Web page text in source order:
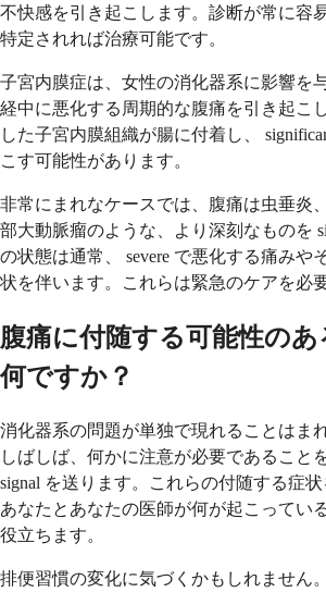
不快感を引き起こします。診断が常に容
特定されれば治療可能です。
子宮内膜症は、女性の消化器系に影響を
経中に悪化する周期的な腹痛を引き起こ
した子宮内膜組織が腸に付着し、
こす可能性があります。
非常にまれなケースでは、腹痛は虫垂炎
部大動脈瘤のような、より深刻なものを
の状態は通常、 severe で悪化する痛みや
状を伴います。これらは緊急のケアを必
腹痛に付随する可能性の
何ですか？
消化器系の問題が単独で現れることはま
しばしば、何かに注意が必要であること
signal を送ります。これらの付随する症状
あなたとあなたの医師が何が起こってい
役立ちます。
排便習慣の変化に気づくかもしれません